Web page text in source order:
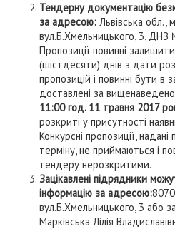
Тендерну документацію
за адресою: Львівська обл.,
вул.Б.Хмельницького, 3,
Пропозиції повинні
(шістдесяти) днів з дати
пропозицій і повинні бути в
доставлені за
11:00 год. 11 травня 2017
розкриті у присутності
Конкурсні пропозиції, надані
терміну, не приймаються і
тендеру нерозкритими.
Зацікавлені підрядники
інформацію за адресою:
вул.Б.Хмельницького, 3 або
Марківська Лілія